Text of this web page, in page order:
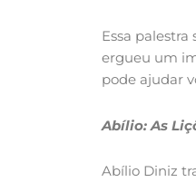
Essa
ergueu um
pode ajudar
Abílio: As
Abílio Diniz